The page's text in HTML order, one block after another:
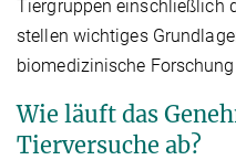
Tiergruppen einschließlich
stellen wichtiges
biomedizinische Forschung
Wie läuft das
Tierversuche ab?